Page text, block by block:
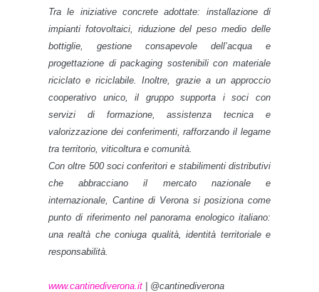
Tra le iniziative concrete adottate: installazione di
impianti fotovoltaici, riduzione del peso medio delle
bottiglie, gestione consapevole dell’acqua e
progettazione di packaging sostenibili con materiale
riciclato e riciclabile. Inoltre, grazie a un approccio
cooperativo unico, il gruppo supporta i soci con
servizi di formazione, assistenza tecnica e
valorizzazione dei conferimenti, rafforzando il legame
tra territorio, viticoltura e comunità.
Con oltre 500 soci conferitori e stabilimenti distributivi
che abbracciano il mercato nazionale e
internazionale, Cantine di Verona si posiziona come
punto di riferimento nel panorama enologico italiano:
una realtà che coniuga qualità, identità territoriale e
responsabilità.
www.cantinediverona.it | @cantinediverona